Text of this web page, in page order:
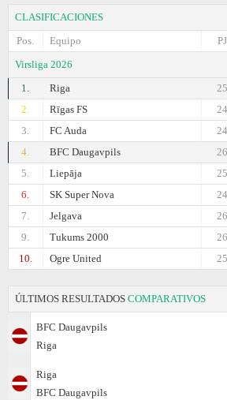
CLASIFICACIONES
Pos.
Equipo
PJ
Virsliga 2026
1.
Riga
25
2.
Rīgas FS
24
3.
FC Auda
24
4.
BFC Daugavpils
26
5.
Liepāja
25
6.
SK Super Nova
24
7.
Jelgava
26
9.
Tukums 2000
26
10.
Ogre United 25
ÚLTIMOS RESULTADOS COMPARATIVOS
BFC Daugavpils
Riga
Riga
BFC Daugavpils